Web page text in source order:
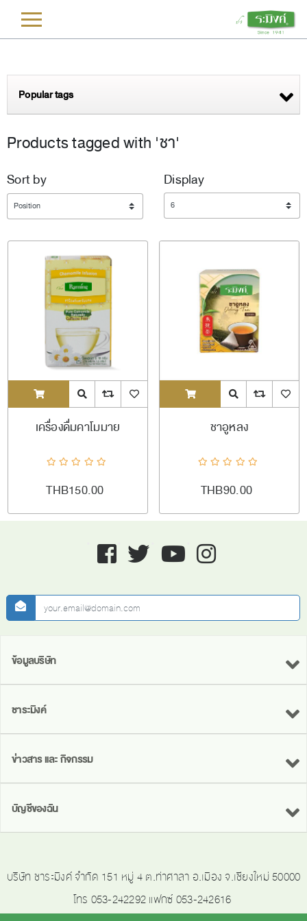
Popular tags
Products tagged with 'ชา'
Sort by
Display
Display
ADDTOCART Quick ViewAddToCompareList
AddToWishlist
เครื่องดื่มคาโมมาย
THB150.00
ADDTOCART Quick View
ชาอูหลง
THB90.00
Facebook twitter youtube instagram
newsletter
ข้อมูลบริษัท
ชาระมิงค์
ข่าวสาร และ กิจกรรม
บัญชีของฉัน
บริษัท ชาระมิงค์ จำกัด 151 หมู่ 4 ต.ท่าศาลา อ.เมือง จ.เชียงใหม่ 50000
โทร 053-242292 แฟกซ์ 053-242616